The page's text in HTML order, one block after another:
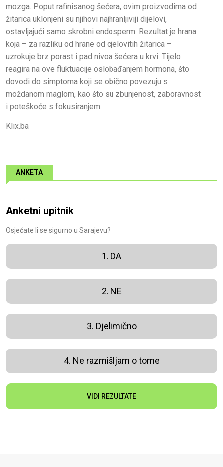
mozga. Poput rafinisanog šećera, ovim proizvodima od
žitarica uklonjeni su njihovi najhranljiviji dijelovi,
ostavljajući samo skrobni endosperm. Rezultat je hrana
koja – za razliku od hrane od cjelovitih žitarica –
uzrokuje brz porast i pad nivoa šećera u krvi. Tijelo
reagira na ove fluktuacije oslobađanjem hormona, što
dovodi do simptoma koji se obično povezuju s
moždanom maglom, kao što su zbunjenost, zaboravnost
i poteškoće s fokusiranjem.
Klix.ba
ANKETA
Anketni upitnik
Osjećate li se sigurno u Sarajevu?
1. DA
2. NE
3. Djelimično
4. Ne razmišljam o tome
VIDI REZULTATE